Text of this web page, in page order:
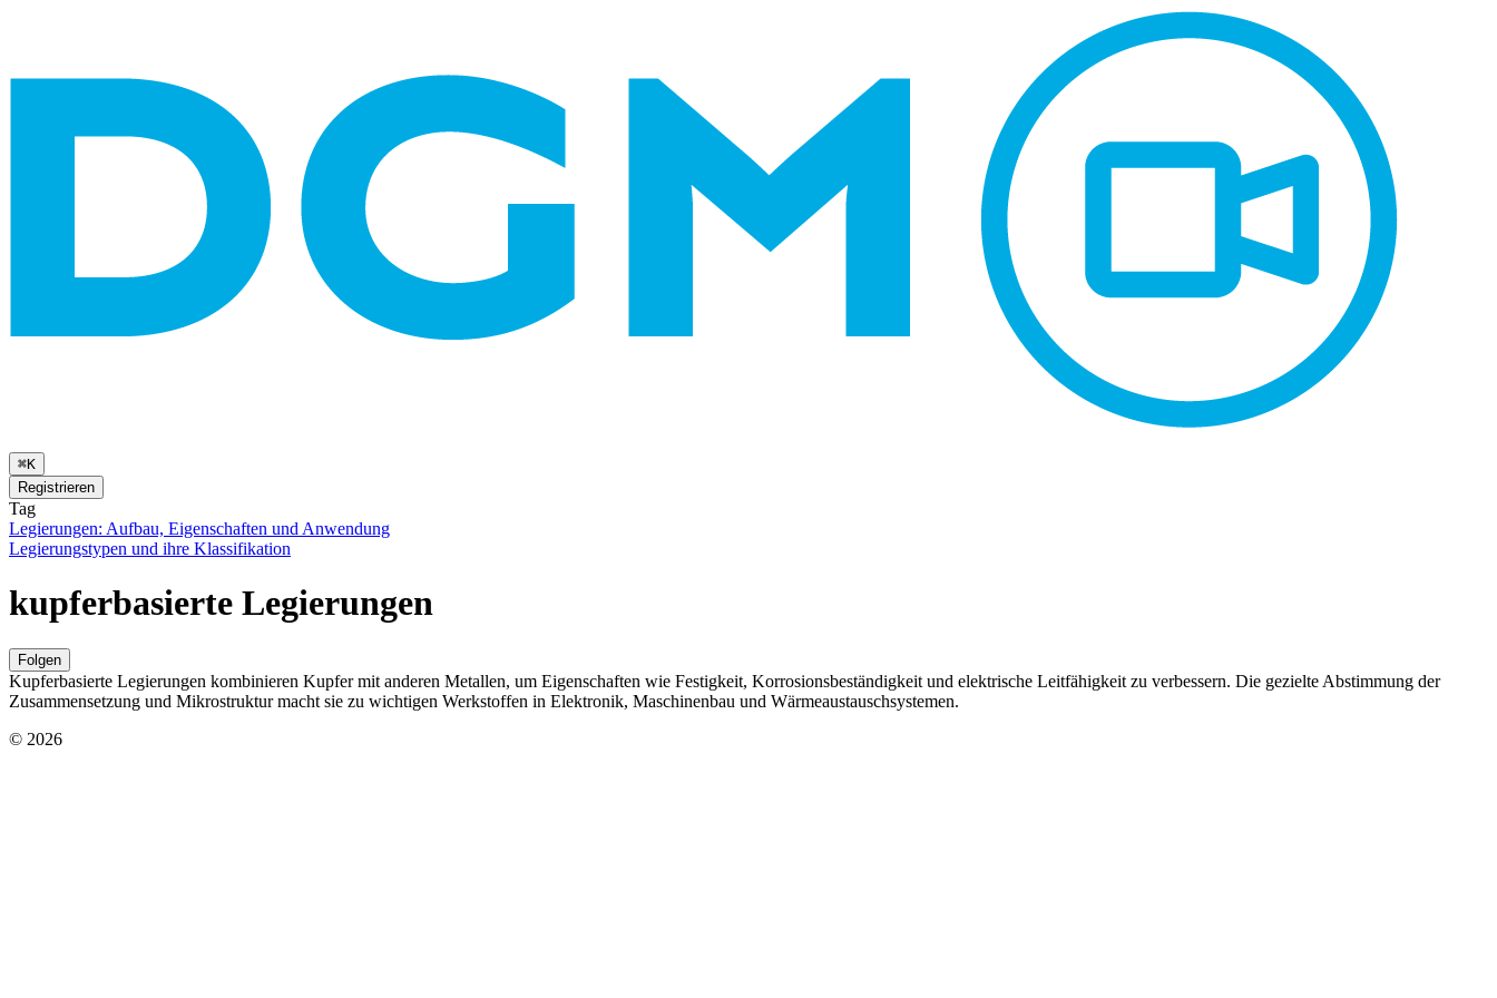
⌘K
Registrieren
Tag
Legierungen: Aufbau, Eigenschaften und Anwendung
Legierungstypen und ihre Klassifikation
kupferbasierte Legierungen
Folgen
Kupferbasierte Legierungen kombinieren Kupfer mit anderen Metallen, um Eigenschaften wie Festigkeit, Korrosionsbeständigkeit und elektrische Leitfähigkeit zu verbessern. Die gezielte Abstimmung der
Zusammensetzung und Mikrostruktur macht sie zu wichtigen Werkstoffen in Elektronik, Maschinenbau und Wärmeaustauschsystemen.
© 2026